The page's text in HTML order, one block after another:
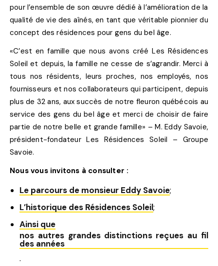
pour l’ensemble de son œuvre dédié à l’amélioration de la
qualité de vie des aînés, en tant que véritable pionnier du
concept des résidences pour gens du bel âge.
«C’est en famille que nous avons créé Les Résidences
Soleil et depuis, la famille ne cesse de s’agrandir. Merci à
tous nos résidents, leurs proches, nos employés, nos
fournisseurs et nos collaborateurs qui participent, depuis
plus de 32 ans, aux succès de notre fleuron québécois au
service des gens du bel âge et merci de choisir de faire
partie de notre belle et grande famille» – M. Eddy Savoie,
président-fondateur Les Résidences Soleil – Groupe
Savoie.
Nous vous invitons à consulter :
Le parcours de monsieur Eddy Savoie;
L’historique des Résidences Soleil;
Ainsi que
nos autres grandes distinctions reçues au fil
des années
.